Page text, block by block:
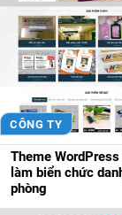
CÔNG TY
Theme
làm biển chức
phòng